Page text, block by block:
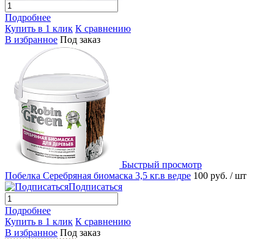
Подробнее
Купить в 1 клик К сравнению
В избранное Под заказ
Быстрый просмотр
Побелка Серебряная биомаска 3,5 кг.в ведре 100 руб. / шт
Подписаться
Подробнее
Купить в 1 клик К сравнению
В избранное Под заказ